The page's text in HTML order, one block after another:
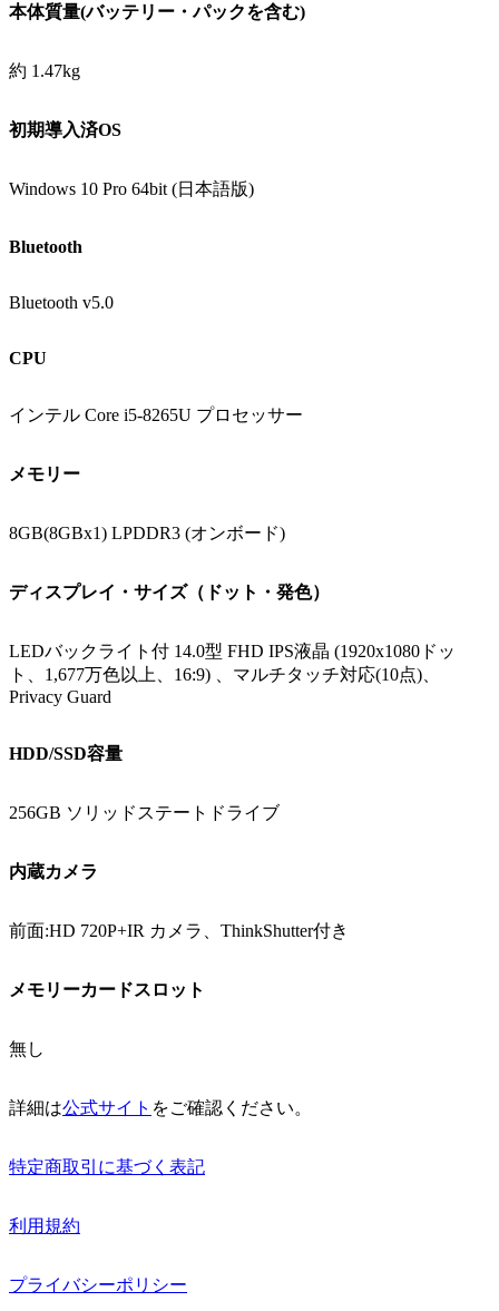
本体質量(バッテリー・パックを含む)
約 1.47kg
初期導入済OS
Windows 10 Pro 64bit (日本語版)
Bluetooth
Bluetooth v5.0
CPU
インテル Core i5-8265U プロセッサー
メモリー
8GB(8GBx1) LPDDR3 (オンボード)
ディスプレイ・サイズ（ドット・発色）
LEDバックライト付 14.0型 FHD IPS液晶 (1920x1080ドッ
ト、1,677万色以上、16:9) 、マルチタッチ対応(10点)、
Privacy Guard
HDD/SSD容量
256GB ソリッドステートドライブ
内蔵カメラ
前面:HD 720P+IR カメラ、ThinkShutter付き
メモリーカードスロット
無し
詳細は公式サイト をご確認ください。
特定商取引に基づく表記
利用規約
プライバシーポリシー